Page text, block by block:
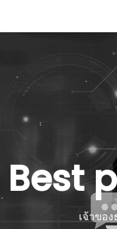
Best
เจ้าขอ